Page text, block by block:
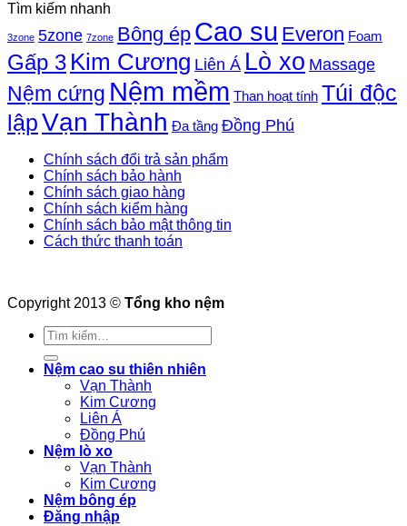
Tìm kiếm nhanh
3zone 5zone 7zone Bông ép Cao su Everon Foam
Gấp 3 Kim Cương Liên Á Lò xo Massage
Nệm cứng Nệm mềm Than hoạt tính Túi độc
lậpVạn Thành Đa tầng Đồng Phú
Chính sách đổi trả sản phẩm
Chính sách bảo hành
Chính sách giao hàng
Chính sách kiểm hàng
Chính sách bảo mật thông tin
Cách thức thanh toán
Copyright 2013 © Tổng kho nệm
Tìm
kiếm:
Nệm cao su thiên nhiên
Vạn Thành
Kim Cương
Liên Á
Đồng Phú
Nệm lò xo
Vạn Thành
Kim Cương
Nệm bông ép
Đăng nhập